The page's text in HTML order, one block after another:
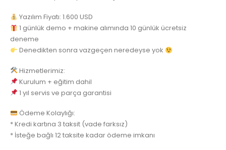
Yazılım Fiyatı: 1.600 USD
1 günlük demo + makine alımında 10 günlük ücretsiz
deneme
Denedikten sonra vazgeçen neredeyse yok
Hizmetlerimiz:
Kurulum + eğitim dahil
1 yıl servis ve parça garantisi
Ödeme Kolaylığı:
* Kredi kartına 3 taksit (vade farksız)
* İsteğe bağlı 12 taksite kadar ödeme imkanı